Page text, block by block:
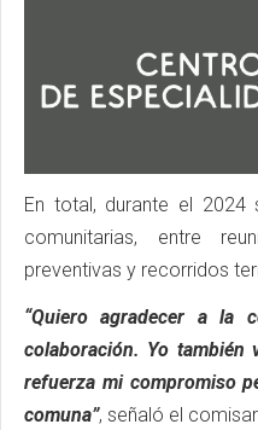
En total, durante el 2024
comunitarias, entre
preventivas y recorridos
“Quiero agradecer a la
colaboración. Yo
refuerza mi compromiso
comuna”, señaló el